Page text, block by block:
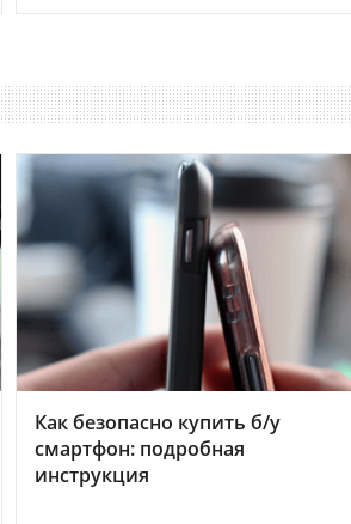
Как безопасно купить б/у
смартфон: подробная
инструкция